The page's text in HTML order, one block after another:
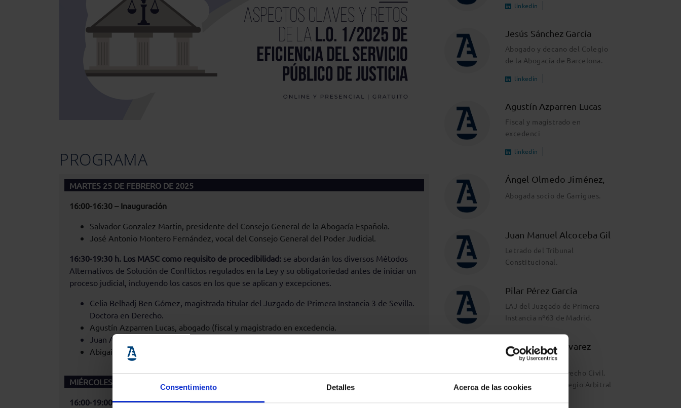
Consentimiento Detalles Acerca de las cookies
PROGRAMA
MARTES 25 DE FEBRERO DE 2025
16:00-16:30 – Inauguración
Salvador Gonzalez Martin, presidente del Consejo General de la Abogacía Española.
José Antonio Montero Fernández, vocal del Consejo General del Poder Judicial.
16:30-19:30 h. Los MASC como requisito de procedibilidad: se abordarán los diversos Métodos
Alternativos de Solución de Conflictos regulados en la Ley y su obligatoriedad antes de iniciar un
proceso judicial, incluyendo los casos en los que se aplican y excepciones.
Celia Belhadj Ben Gómez, magistrada titular del Juzgado de Primera Instancia 3 de Sevilla.
Doctora en Derecho.
Agustín Azparren Lucas, abogado (fiscal y magistrado en excedencia.
Juan A. García Cazorla, abogado y consejero Consejo General de la Abogacía Española.
Abigail Fernandez González. LAJ del Juzgado de los social 44 de Madrid
MIÉRCOLES 5 DE MARZO DE 2025
16:00-19:00 h. El profesional de la abogacía y los MASC:análisis de diferentes métodos como
linkedin
Jesús Sánchez García
Abogado y decano del Colegio
de la Abogacía de Barcelona.
linkedin
Agustín Azparren Lucas
Fiscal y magistrado en
excedenci
linkedin
Ángel Olmedo Jiménez,
Abogada socio de Garrigues.
Juan Manuel Alcoceba Gil
Letrado del Tribunal
Constitucional.
Pilar Pérez García
LAJ del Juzgado de Primera
Instancia nº63 de Madrid.
Maria Teresa Álvarez
Moreno
Catedrática de Derecho Civil.
Presidenta del Colegio Arbitral